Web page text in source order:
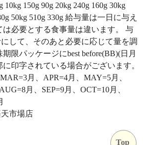
10kg 150g 90g 20kg 240g 160g 30kg
50kg 510g 330g 給与量は一日に与え
は必要とする食事量は違います。 与
して、そのあと必要に応じて量を調
限パッケージにbest before(BB)(日月
印字されている場合がございます。
月、APR=4月、MAY=5月、
月、SEP=9月、OCT=10月、
市場店
Top